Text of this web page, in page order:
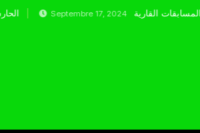
Septembre 17, 2024